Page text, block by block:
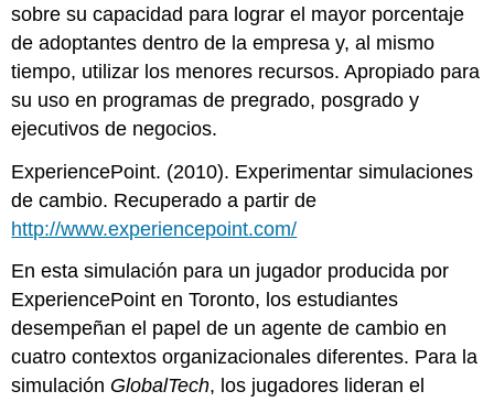
sobre su capacidad para lograr el mayor porcentaje
de adoptantes dentro de la empresa y, al mismo
tiempo, utilizar los menores recursos. Apropiado para
su uso en programas de pregrado, posgrado y
ejecutivos de negocios.
ExperiencePoint. (2010). Experimentar simulaciones
de cambio. Recuperado a partir de
http://www.experiencepoint.com/
En esta simulación para un jugador producida por
ExperiencePoint en Toronto, los estudiantes
desempeñan el papel de un agente de cambio en
cuatro contextos organizacionales diferentes. Para la
simulación GlobalTech, los jugadores lideran el